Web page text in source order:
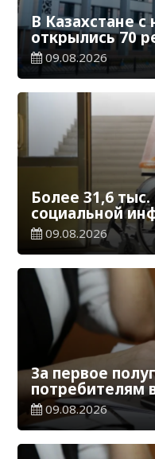
В Казахстане с
открылись 70
09.08.2026
Более 31,6
социальной
адаптированы
инвалидностью
09.08.2026
За первое
потребителям
тенге
09.08.2026